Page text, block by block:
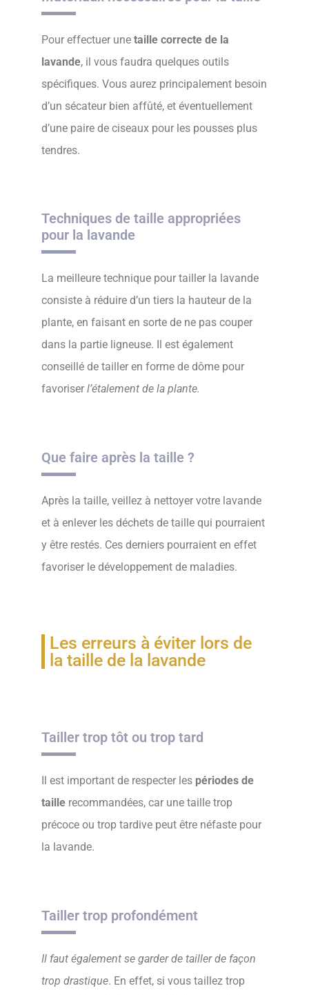
Pour effectuer une taille correcte de la
lavande, il vous faudra quelques outils
spécifiques. Vous aurez principalement besoin
d’un sécateur bien affûté, et éventuellement
d’une paire de ciseaux pour les pousses plus
tendres.
Techniques de taille appropriées
pour la lavande
La meilleure technique pour tailler la lavande
consiste à réduire d’un tiers la hauteur de la
plante, en faisant en sorte de ne pas couper
dans la partie ligneuse. Il est également
conseillé de tailler en forme de dôme pour
favoriser l’étalement de la plante.
Que faire après la taille ?
Après la taille, veillez à nettoyer votre lavande
et à enlever les déchets de taille qui pourraient
y être restés. Ces derniers pourraient en effet
favoriser le développement de maladies.
Les erreurs à éviter lors de
la taille de la lavande
Tailler trop tôt ou trop tard
Il est important de respecter les périodes de
taille recommandées, car une taille trop
précoce ou trop tardive peut être néfaste pour
la lavande.
Tailler trop profondément
Il faut également se garder de tailler de façon
trop drastique. En effet, si vous taillez trop